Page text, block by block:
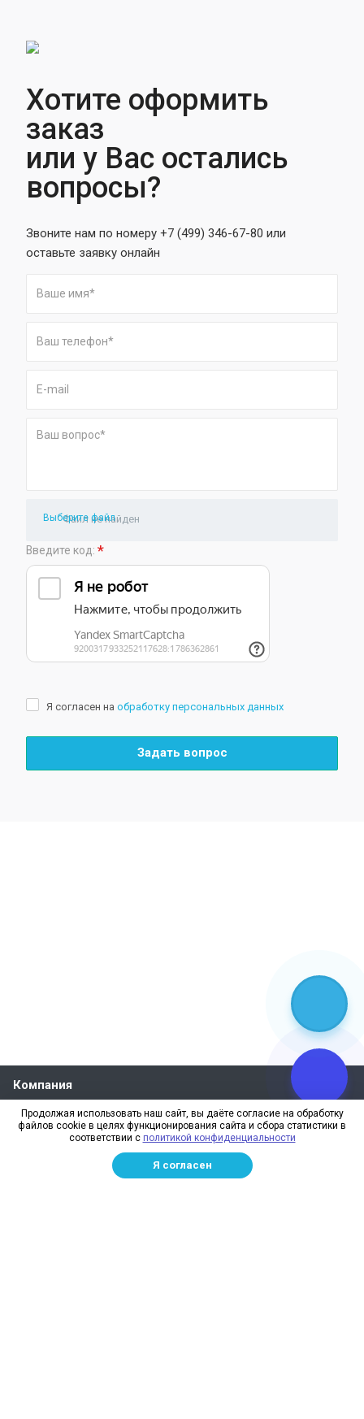
Хотите оформить
заказ
или у Вас остались
вопросы?
Звоните нам по номеру +7 (499) 346-67-80 или
оставьте заявку онлайн
Файл не найден
Выберите файл
Введите код: *
Я согласен на обработку персональных данных
Задать вопрос
Компания
Каталог
Полезная информация
Продолжая использовать наш сайт, вы даёте согласие на обработку
файлов cookie в целях функционирования сайта и сбора статистики в
соответствии с политикой конфиденциальности
Я согласен